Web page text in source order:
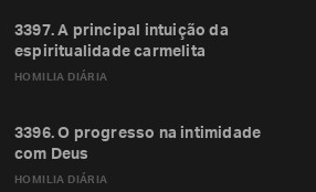
HOMILIA DIÁRIA
3397. A principal intuição da
espiritualidade carmelita
HOMILIA DIÁRIA
3396. O progresso na intimidade
com Deus